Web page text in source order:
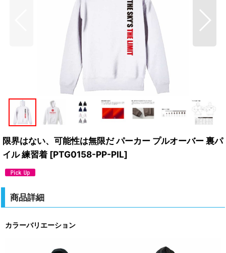
限界はない、可能性は無限だ パーカー プルオーバー 裏パ
イル 練習着 [PTG0158-PP-PIL]
商品詳細
カラーバリエーション